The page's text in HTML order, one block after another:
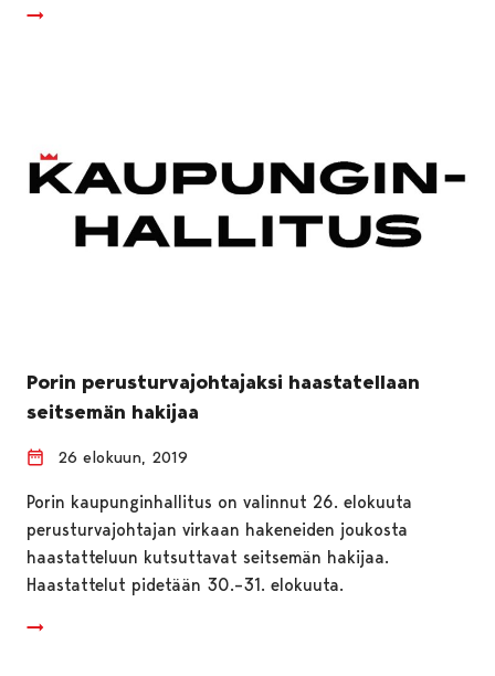
Porin perusturvajohtajaksi haastatellaan
seitsemän hakijaa
26 elokuun, 2019
Porin kaupunginhallitus on valinnut 26. elokuuta
perusturvajohtajan virkaan hakeneiden joukosta
haastatteluun kutsuttavat seitsemän hakijaa.
Haastattelut pidetään 30.–31. elokuuta.